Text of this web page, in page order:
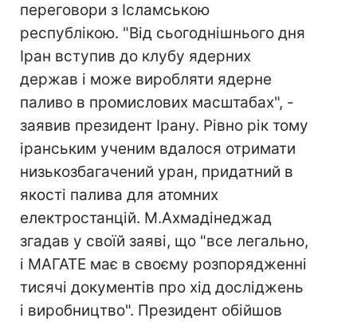
переговори з Ісламською
республікою. "Від сьогоднішнього дня
Іран вступив до клубу ядерних
держав і може виробляти ядерне
паливо в промислових масштабах", -
заявив президент Ірану. Рівно рік тому
іранським ученим вдалося отримати
низькозбагачений уран, придатний в
якості палива для атомних
електростанцій. М.Ахмадінеджад
згадав у своїй заяві, що "все легально,
і МАГАТЕ має в своєму розпорядженні
тисячі документів про хід досліджень
і виробництво". Президент обійшов